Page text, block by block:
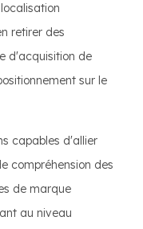
retirer des
d'acquisition de
sur le
capables d'allier
compréhension des
de marque
au niveau